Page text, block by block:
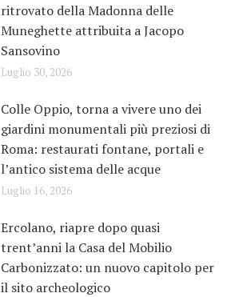
ritrovato della Madonna delle
Muneghette attribuita a Jacopo
Sansovino
Luglio 30, 2026
Colle Oppio, torna a vivere uno dei
giardini monumentali più preziosi di
Roma: restaurati fontane, portali e
l’antico sistema delle acque
Luglio 16, 2026
Ercolano, riapre dopo quasi
trent’anni la Casa del Mobilio
Carbonizzato: un nuovo capitolo per
il sito archeologico